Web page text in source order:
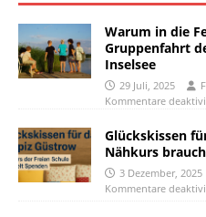
Warum in die
Gruppenfahrt
Inselsee
29 Juli, 2025
Kommentare
Glückskissen
Nähkurs
3 Dezember, 2025
Kommentare